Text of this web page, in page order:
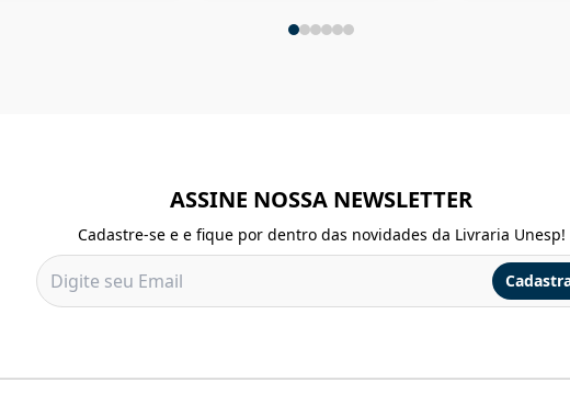
ASSINE NOSSA NEWSLETTER
Cadastre-se e e fique por dentro das novidades da Livraria Unesp!